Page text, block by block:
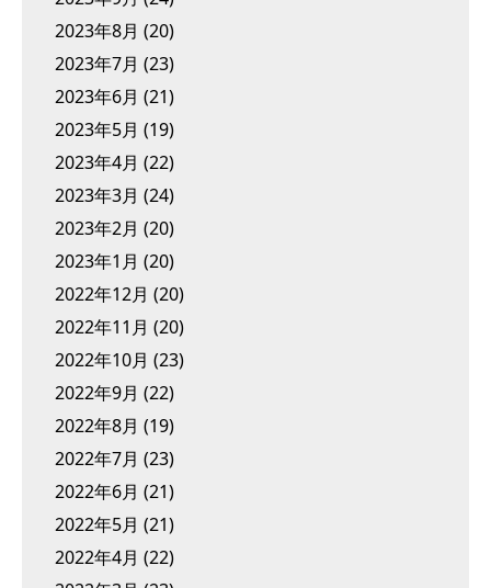
2023年8月 (20)
2023年7月 (23)
2023年6月 (21)
2023年5月 (19)
2023年4月 (22)
2023年3月 (24)
2023年2月 (20)
2023年1月 (20)
2022年12月 (20)
2022年11月 (20)
2022年10月 (23)
2022年9月 (22)
2022年8月 (19)
2022年7月 (23)
2022年6月 (21)
2022年5月 (21)
2022年4月 (22)